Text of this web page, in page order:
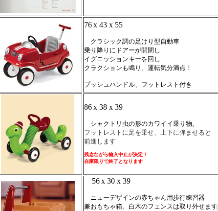
76 x 43 x 55
クラシック調の足けり型自動車
乗り降りにドアーが開閉し
イグニッションキーを回し
クラクションも鳴り、運転気分満点！
プッシュハンドル、フットレスト付き
86 x 38 x 39
シャクトリ虫の形のカワイイ乗り物。
フットレストに足を乗せ、上下に弾ませると
前進します
残念ながら輸入中止が決定！
在庫限りで終了となります
56 x 30 x 39
ニューデザインの赤ちゃん用歩行練習器
兼おもちゃ箱。白木のフェンスは取り外せます